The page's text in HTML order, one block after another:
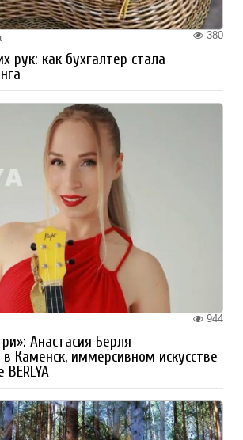
380
рук: как бухгалтер стала
944
Анастасия Берля
Каменск, иммерсивном искусстве